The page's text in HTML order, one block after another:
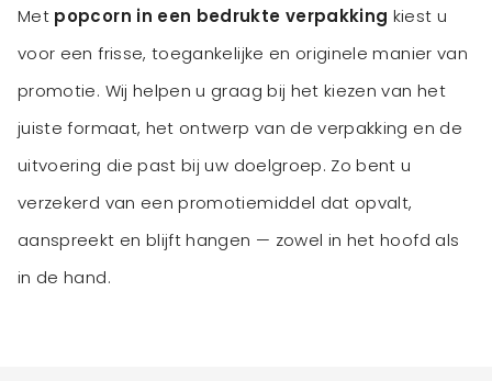
Met popcorn in een bedrukte verpakking kiest u
voor een frisse, toegankelijke en originele manier van
promotie. Wij helpen u graag bij het kiezen van het
juiste formaat, het ontwerp van de verpakking en de
uitvoering die past bij uw doelgroep. Zo bent u
verzekerd van een promotiemiddel dat opvalt,
aanspreekt en blijft hangen — zowel in het hoofd als
in de hand.